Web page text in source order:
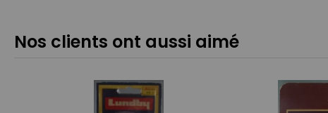
Nos clients ont aussi aimé